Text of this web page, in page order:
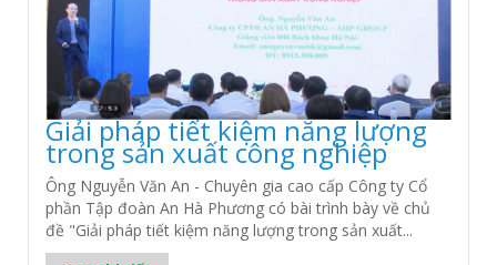
Giải pháp tiết kiệm năng lượng
trong sản xuất công nghiệp
Ông Nguyễn Văn An - Chuyên gia cao cấp Công ty Cổ
phần Tập đoàn An Hà Phương có bài trình bày về chủ
đề "Giải pháp tiết kiệm năng lượng trong sản xuất...